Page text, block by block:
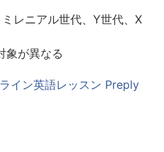
レニアル世代、Y世代、X
象が異なる
イン英語レッスン Preply